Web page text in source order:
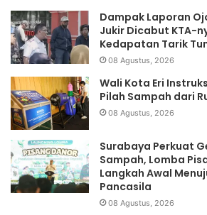
Dampak Laporan
Jukir Dicabut KTA-
Kedapatan Tarik
08 Agustus, 2026
Wali Kota Eri
Pilah Sampah dari
08 Agustus, 2026
Surabaya Perkuat
Sampah, Lomba
Langkah Awal
Pancasila
08 Agustus, 2026